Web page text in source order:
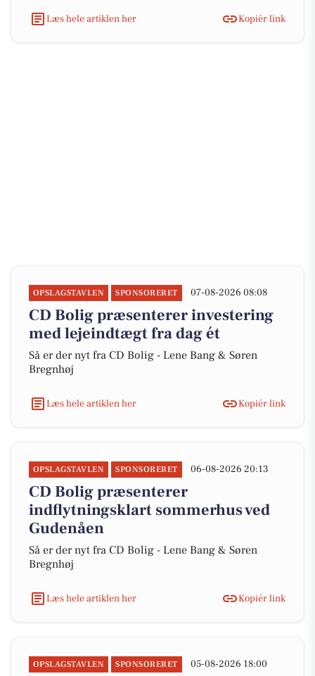
Læs hele artiklen her Kopiér link
OPSLAGSTAVLEN SPONSORERET 07-08-2026 08:08
CD Bolig præsenterer investering
med lejeindtægt fra dag ét
Så er der nyt fra CD Bolig - Lene Bang & Søren
Bregnhøj
Læs hele artiklen her Kopiér link
OPSLAGSTAVLEN SPONSORERET 06-08-2026 20:13
CD Bolig præsenterer
indflytningsklart sommerhus ved
Gudenåen
Så er der nyt fra CD Bolig - Lene Bang & Søren
Bregnhøj
Læs hele artiklen her Kopiér link
OPSLAGSTAVLEN SPONSORERET 05-08-2026 18:00